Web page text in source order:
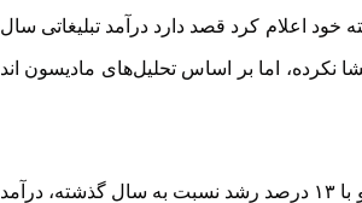
اعلام کرد قصد دارد درآمد تبلیغاتی سال
نکرده، اما بر اساس تحلیل‌های مادیسون اند
در نهایت، آلفابت عملکرد مالی قدرتمندی را در سه‌ماهه دوم سال ثبت کرد و با ۱۳ درصد رشد نسبت به سال گذشته، درآمد